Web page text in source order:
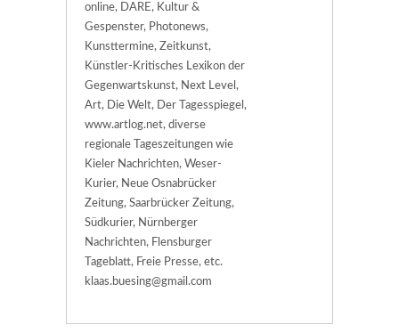
online, DARE, Kultur &
Gespenster, Photonews,
Kunsttermine, Zeitkunst,
Künstler-Kritisches Lexikon der
Gegenwartskunst, Next Level,
Art, Die Welt, Der Tagesspiegel,
www.artlog.net, diverse
regionale Tageszeitungen wie
Kieler Nachrichten, Weser-
Kurier, Neue Osnabrücker
Zeitung, Saarbrücker Zeitung,
Südkurier, Nürnberger
Nachrichten, Flensburger
Tageblatt, Freie Presse, etc.
klaas.buesing@gmail.com